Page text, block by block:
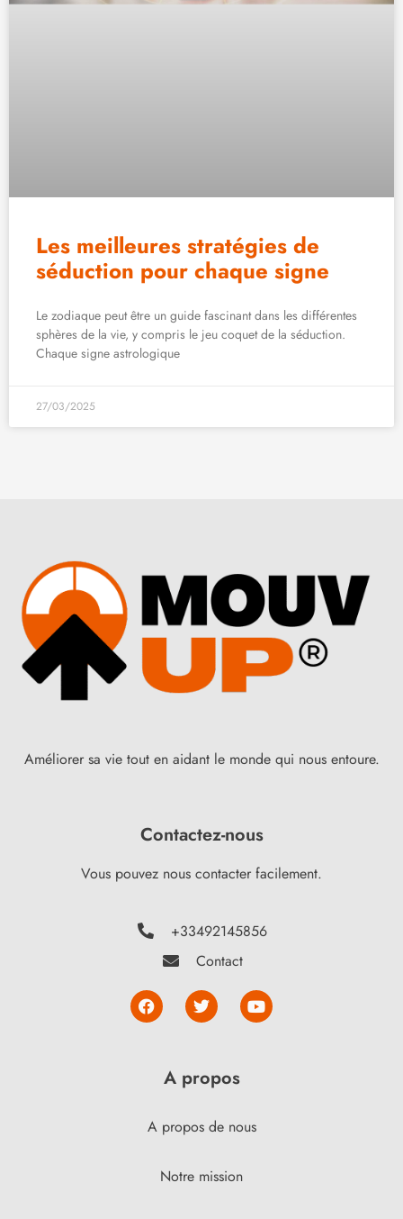
Les meilleures stratégies de
séduction pour chaque signe
Le zodiaque peut être un guide fascinant dans les différentes
sphères de la vie, y compris le jeu coquet de la séduction.
Chaque signe astrologique
27/03/2025
Améliorer sa vie tout en aidant le monde qui nous entoure.
Contactez-nous
Vous pouvez nous contacter facilement.
+33492145856
Contact
A propos
A propos de nous
Notre mission